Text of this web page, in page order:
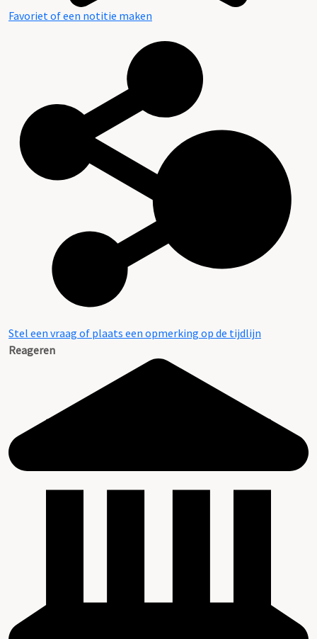
Favoriet of een notitie maken
Stel een vraag of plaats een opmerking op de tijdlijn
Reageren